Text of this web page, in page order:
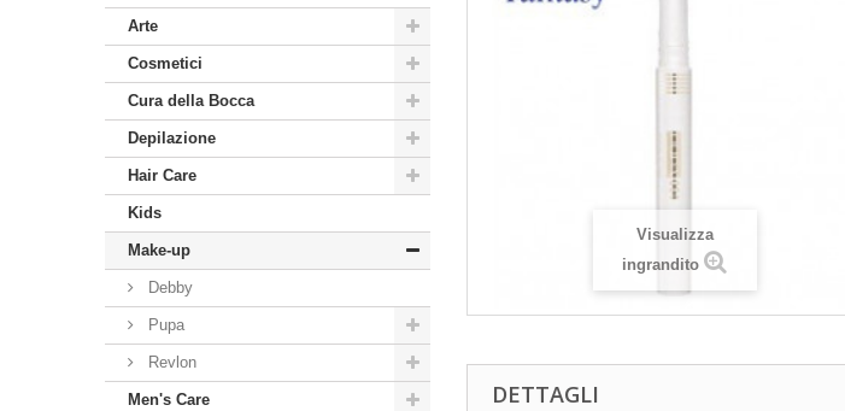
Arte
Cosmetici
Cura della Bocca
Depilazione
Hair Care
Kids
Make-up
Debby
Pupa
Revlon
Men's Care
Visualizza
ingrandito
DETTAGLI